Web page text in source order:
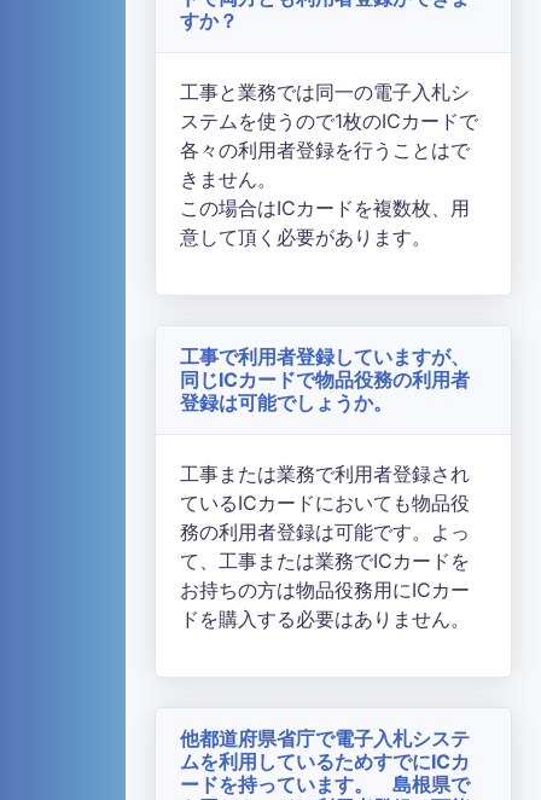
すか？
工事と業務では同一の電子入札シ
ステムを使うので1枚のICカードで
各々の利用者登録を行うことはで
きません。
この場合はICカードを複数枚、用
意して頂く必要があります。
工事で利用者登録していますが、
同じICカードで物品役務の利用者
登録は可能でしょうか。
工事または業務で利用者登録され
ているICカードにおいても物品役
務の利用者登録は可能です。よっ
て、工事または業務でICカードを
お持ちの方は物品役務用にICカー
ドを購入する必要はありません。
他都道府県省庁で電子入札システ
ムを利用しているためすでにICカ
ードを持っています。 島根県で